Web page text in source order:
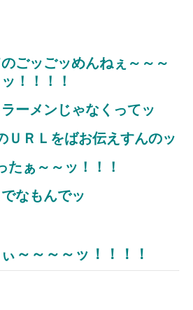
ごッごッめんねぇ～～～
ッ！！！！
ーメンじゃなくってッ
ＵＲＬをばお伝えすんのッ
たぁ～～ッ！！！
なもんでッ
～～～～ッ！！！！